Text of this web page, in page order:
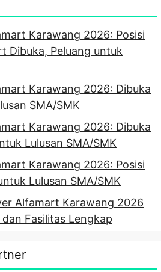
Karawang 2026: Posisi
Dibuka, Peluang untuk
Karawang 2026: Dibuka
SMA/SMK
Karawang 2026: Dibuka
Lulusan SMA/SMK
Karawang 2026: Posisi
Lulusan SMA/SMK
Alfamart Karawang 2026
Fasilitas Lengkap